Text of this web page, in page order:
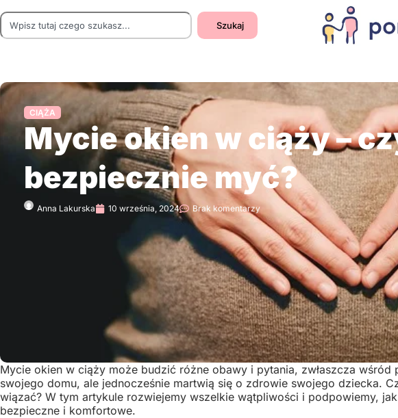
Szukaj
CIĄŻA
Mycie okien w ciąży –
bezpiecznie myć?
Anna Lakurska 10 września, 2024 Brak komentarzy
Mycie okien w ciąży może budzić różne obawy i pytania, zwłaszcza
swojego domu, ale jednocześnie martwią się o zdrowie swojego dziecka.
wiązać? W tym artykule rozwiejemy wszelkie wątpliwości i podpowiemy,
bezpieczne i komfortowe.